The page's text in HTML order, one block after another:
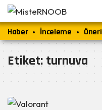
Haber İnceleme Öneri
Etiket: turnuva